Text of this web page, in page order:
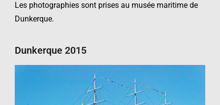
Les photographies sont prises au musée maritime de
Dunkerque.
Dunkerque 2015